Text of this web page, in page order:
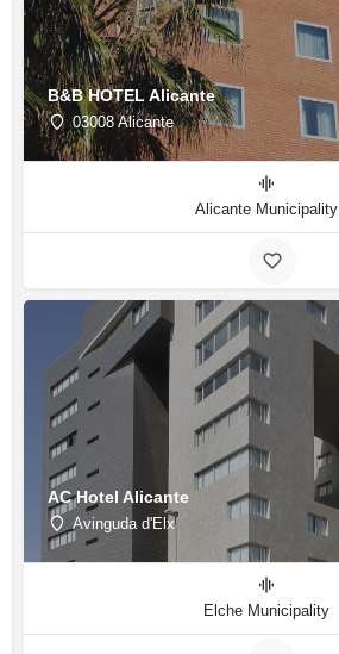
B&B HOTEL Alicante
03008 Alicante
Alicante Municipality
AC Hotel Alicante
Avinguda d'Elx
Elche Municipality